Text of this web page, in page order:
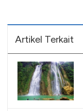
Artikel Terkait